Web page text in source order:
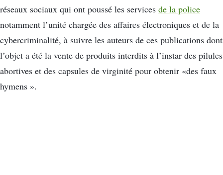
réseaux sociaux qui ont poussé les services de la police
notamment l’unité chargée des affaires électroniques et de la
cybercriminalité, à suivre les auteurs de ces publications dont
l’objet a été la vente de produits interdits à l’instar des pilules
abortives et des capsules de virginité pour obtenir «des faux
hymens ».